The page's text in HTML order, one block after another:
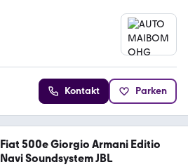
Kontakt Parken
Fiat 500e Giorgio Armani Editio
Navi Soundsystem JBL